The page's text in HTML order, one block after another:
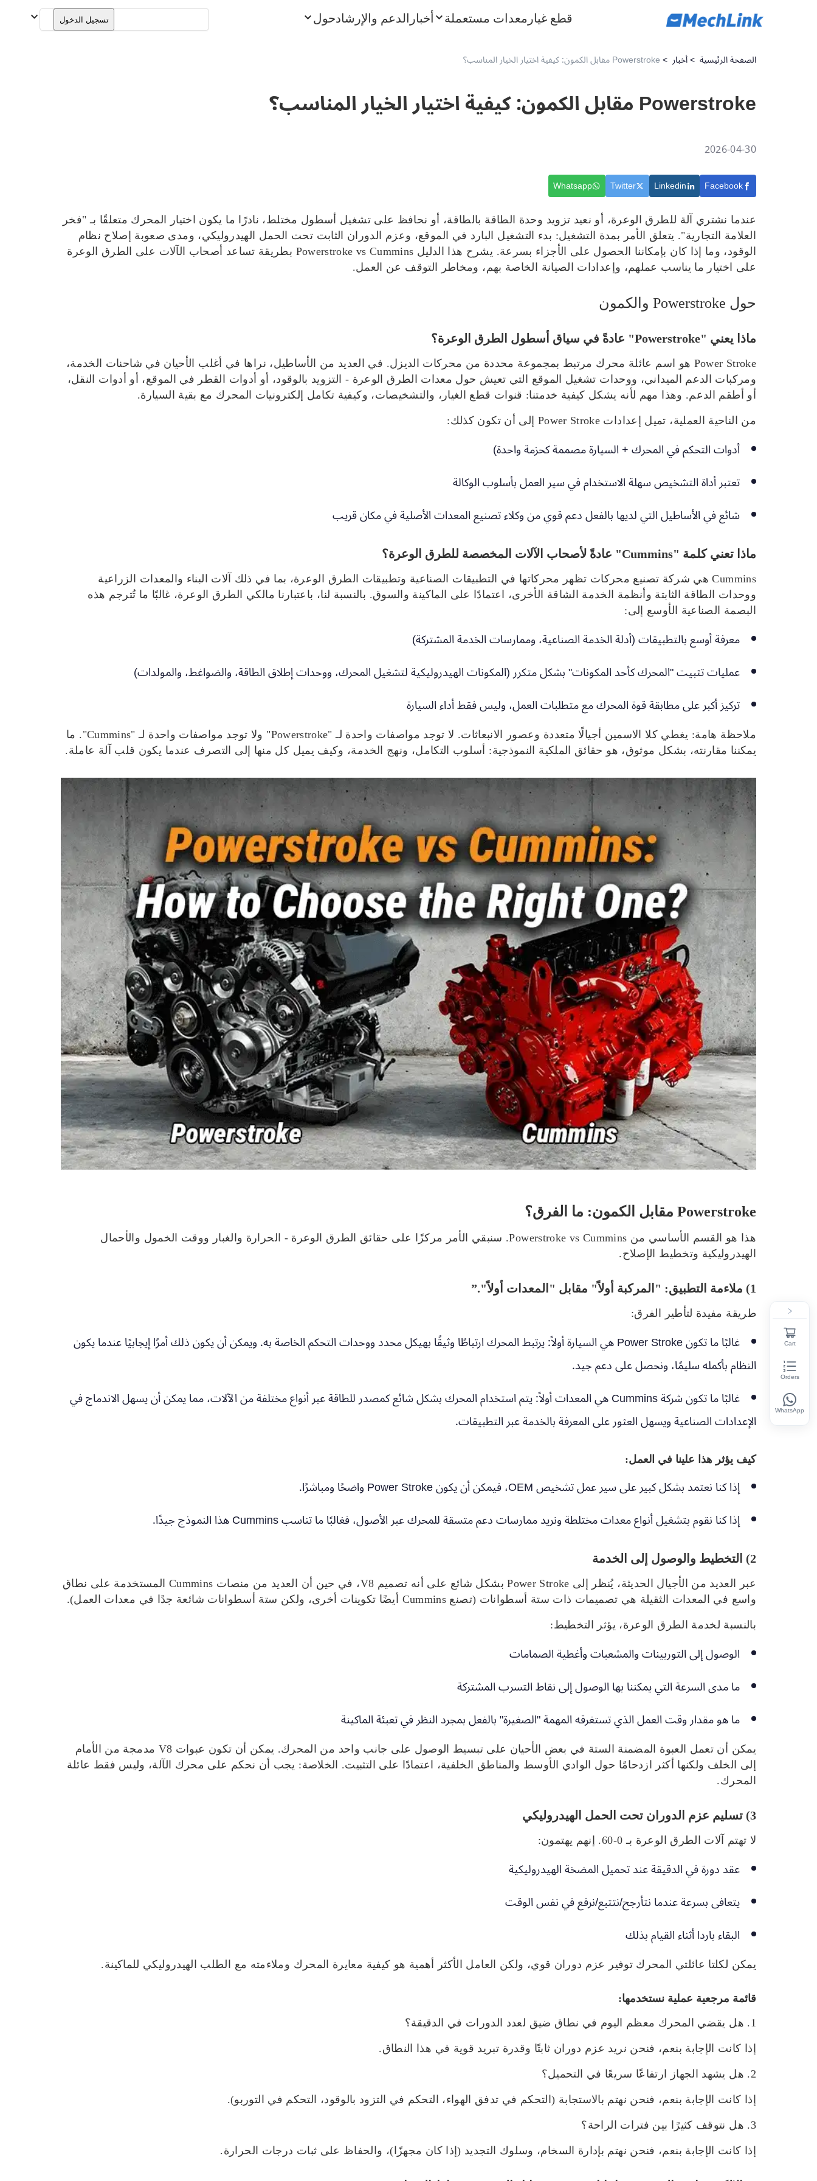
قطع غيار معدات مستعملة أخبار الدعم والإرشادحول العربية
تسجيل الدخول
الصفحة الرئيسية >أخبار>Powerstroke مقابل الكمون: كيفية اختيار الخيار المناسب؟
Powerstroke مقابل الكمون: كيفية اختيار الخيار المناسب؟
2026-04-30
Facebook
Linkedin
Twitter
Whatsapp
عندما نشتري آلة للطرق الوعرة، أو نعيد تزويد وحدة الطاقة بالطاقة، أو نحافظ على تشغيل أسطول مختلط، نادرًا ما يكون اختيار المحرك متعلقًا بـ "فخر
العلامة التجارية". يتعلق الأمر بمدة التشغيل: بدء التشغيل البارد في الموقع، وعزم الدوران الثابت تحت الحمل الهيدروليكي، ومدى صعوبة إصلاح نظام
الوقود، وما إذا كان بإمكاننا الحصول على الأجزاء بسرعة. يشرح هذا الدليل Powerstroke vs Cummins بطريقة تساعد أصحاب الآلات على الطرق الوعرة
على اختيار ما يناسب عملهم، وإعدادات الصيانة الخاصة بهم، ومخاطر التوقف عن العمل.
حول Powerstroke والكمون
ماذا يعني "Powerstroke" عادةً في سياق أسطول الطرق الوعرة؟
Power Stroke هو اسم عائلة محرك مرتبط بمجموعة محددة من محركات الديزل. في العديد من الأساطيل، نراها في أغلب الأحيان في شاحنات الخدمة،
ومركبات الدعم الميداني، ووحدات تشغيل الموقع التي تعيش حول معدات الطرق الوعرة - التزويد بالوقود، أو أدوات القطر في الموقع، أو أدوات النقل،
أو أطقم الدعم. وهذا مهم لأنه يشكل كيفية خدمتنا: قنوات قطع الغيار، والتشخيصات، وكيفية تكامل إلكترونيات المحرك مع بقية السيارة.
من الناحية العملية، تميل إعدادات Power Stroke إلى أن تكون كذلك:
أدوات التحكم في المحرك + السيارة مصممة كحزمة واحدة)
تعتبر أداة التشخيص سهلة الاستخدام في سير العمل بأسلوب الوكالة
شائع في الأساطيل التي لديها بالفعل دعم قوي من وكلاء تصنيع المعدات الأصلية في مكان قريب
ماذا تعني كلمة "Cummins" عادةً لأصحاب الآلات المخصصة للطرق الوعرة؟
Cummins هي شركة تصنيع محركات تظهر محركاتها في التطبيقات الصناعية وتطبيقات الطرق الوعرة، بما في ذلك آلات البناء والمعدات الزراعية
ووحدات الطاقة الثابتة وأنظمة الخدمة الشاقة الأخرى، اعتمادًا على الماكينة والسوق. بالنسبة لنا، باعتبارنا مالكي الطرق الوعرة، غالبًا ما تُترجم هذه
البصمة الصناعية الأوسع إلى:
معرفة أوسع بالتطبيقات (أدلة الخدمة الصناعية، وممارسات الخدمة المشتركة)
عمليات تثبيت "المحرك كأحد المكونات" بشكل متكرر (المكونات الهيدروليكية لتشغيل المحرك، ووحدات إطلاق الطاقة، والضواغط، والمولدات)
تركيز أكبر على مطابقة قوة المحرك مع متطلبات العمل، وليس فقط أداء السيارة
ملاحظة هامة:
يغطي كلا الاسمين أجيالًا متعددة وعصور الانبعاثات. لا توجد مواصفات واحدة لـ "Powerstroke" ولا توجد مواصفات واحدة لـ "Cummins". ما
يمكننا مقارنته، بشكل موثوق، هو حقائق الملكية النموذجية: أسلوب التكامل، ونهج الخدمة، وكيف يميل كل منها إلى التصرف عندما يكون قلب آلة عاملة.
Powerstroke مقابل الكمون: ما الفرق؟
هذا هو القسم الأساسي من Powerstroke vs Cummins. سنبقي الأمر مركزًا على حقائق الطرق الوعرة - الحرارة والغبار ووقت الخمول والأحمال
الهيدروليكية وتخطيط الإصلاح.
1) ملاءمة التطبيق: "المركبة أولاً" مقابل "المعدات أولاً".”
طريقة مفيدة لتأطير الفرق:
غالبًا ما تكون Power Stroke هي السيارة أولاً:
يرتبط المحرك ارتباطًا وثيقًا بهيكل محدد ووحدات التحكم الخاصة به. ويمكن أن يكون ذلك أمرًا إيجابيًا عندما يكون
النظام بأكمله سليمًا، ونحصل على دعم جيد.
غالبًا ما تكون شركة Cummins هي المعدات أولاً:
يتم استخدام المحرك بشكل شائع كمصدر للطاقة عبر أنواع مختلفة من الآلات، مما يمكن أن يسهل الاندماج في
الإعدادات الصناعية ويسهل العثور على المعرفة بالخدمة عبر التطبيقات.
كيف يؤثر هذا علينا في العمل:
إذا كنا نعتمد بشكل كبير على سير عمل تشخيص OEM، فيمكن أن يكون Power Stroke واضحًا ومباشرًا.
إذا كنا نقوم بتشغيل أنواع معدات مختلطة ونريد ممارسات دعم متسقة للمحرك عبر الأصول، فغالبًا ما تناسب Cummins هذا النموذج جيدًا.
2) التخطيط والوصول إلى الخدمة
عبر العديد من الأجيال الحديثة، يُنظر إلى Power Stroke بشكل شائع على أنه تصميم V8، في حين أن العديد من منصات Cummins المستخدمة على نطاق
واسع في المعدات الثقيلة هي تصميمات ذات ستة أسطوانات (تصنع Cummins أيضًا تكوينات أخرى، ولكن ستة أسطوانات شائعة جدًا في معدات العمل).
بالنسبة لخدمة الطرق الوعرة، يؤثر التخطيط:
الوصول إلى التوربينات والمشعبات وأغطية الصمامات
ما مدى السرعة التي يمكننا بها الوصول إلى نقاط التسرب المشتركة
ما هو مقدار وقت العمل الذي تستغرقه المهمة "الصغيرة" بالفعل بمجرد النظر في تعبئة الماكينة
يمكن أن تعمل العبوة المضمنة الستة في بعض الأحيان على تبسيط الوصول على جانب واحد من المحرك. يمكن أن تكون عبوات V8 مدمجة من الأمام
إلى الخلف ولكنها أكثر ازدحامًا حول الوادي الأوسط والمناطق الخلفية، اعتمادًا على التثبيت. الخلاصة: يجب أن نحكم على محرك الآلة، وليس فقط عائلة
المحرك.
3) تسليم عزم الدوران تحت الحمل الهيدروليكي
لا تهتم آلات الطرق الوعرة بـ 0-60. إنهم يهتمون:
عقد دورة في الدقيقة عند تحميل المضخة الهيدروليكية
يتعافى بسرعة عندما نتأرجح/نتتبع/نرفع في نفس الوقت
البقاء باردا أثناء القيام بذلك
يمكن لكلتا عائلتي المحرك توفير عزم دوران قوي، ولكن العامل الأكثر أهمية هو كيفية معايرة المحرك وملاءمته مع الطلب الهيدروليكي للماكينة.
قائمة مرجعية عملية نستخدمها:
1. هل يقضي المحرك معظم اليوم في نطاق ضيق لعدد الدورات في الدقيقة؟
إذا كانت الإجابة بنعم، فنحن نريد عزم دوران ثابتًا وقدرة تبريد قوية في هذا النطاق.
2. هل يشهد الجهاز ارتفاعًا سريعًا في التحميل؟
إذا كانت الإجابة بنعم، فنحن نهتم بالاستجابة (التحكم في تدفق الهواء، التحكم في التزود بالوقود، التحكم في التوربو).
3. هل نتوقف كثيرًا بين فترات الراحة؟
إذا كانت الإجابة بنعم، فنحن نهتم بإدارة السخام، وسلوك التجديد (إذا كان مجهزًا)، والحفاظ على ثبات درجات الحرارة.
Cart
Orders
WhatsApp